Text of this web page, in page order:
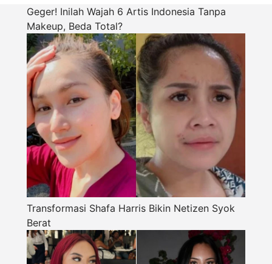
Geger! Inilah Wajah 6 Artis Indonesia Tanpa
Makeup, Beda Total?
Transformasi Shafa Harris Bikin Netizen Syok
Berat